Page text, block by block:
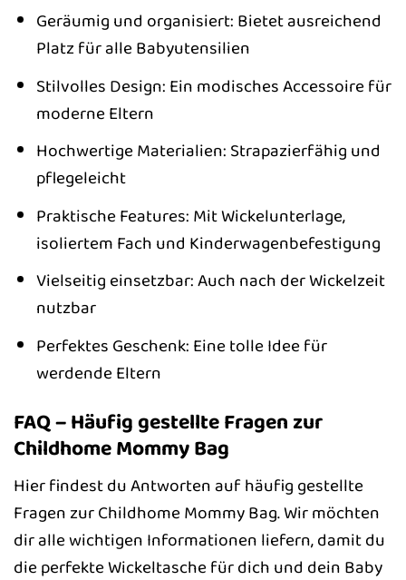
Geräumig und organisiert: Bietet ausreichend
Platz für alle Babyutensilien
Stilvolles Design: Ein modisches Accessoire für
moderne Eltern
Hochwertige Materialien: Strapazierfähig und
pflegeleicht
Praktische Features: Mit Wickelunterlage,
isoliertem Fach und Kinderwagenbefestigung
Vielseitig einsetzbar: Auch nach der Wickelzeit
nutzbar
Perfektes Geschenk: Eine tolle Idee für
werdende Eltern
FAQ – Häufig gestellte Fragen zur
Childhome Mommy Bag
Hier findest du Antworten auf häufig gestellte
Fragen zur Childhome Mommy Bag. Wir möchten
dir alle wichtigen Informationen liefern, damit du
die perfekte Wickeltasche für dich und dein Baby